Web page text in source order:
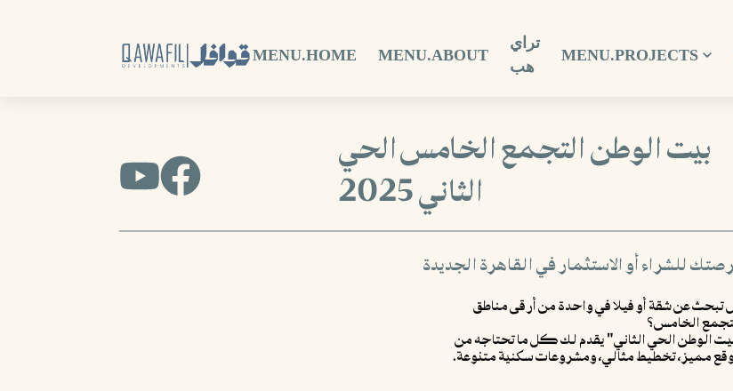
MENU.HOME MENU.ABOUT
تراي
هب
MENU.PROJECTS
بيت الوطن التجمع الخامس الحي
الثاني 2025
للشراء أو الاستثمار في القاهرة الجديدة
تبحث عن شقة أو فيلا في واحدة من أرقى مناطق
الخامس؟
الوطن الحي الثاني" يقدم لك كل ما تحتاجه من
مميز، تخطيط مثالي، ومشروعات سكنية متنوعة.